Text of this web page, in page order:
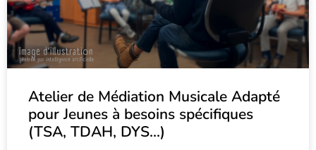
Atelier de Médiation Musicale Adapté
pour Jeunes à besoins spécifiques
(TSA, TDAH, DYS…)